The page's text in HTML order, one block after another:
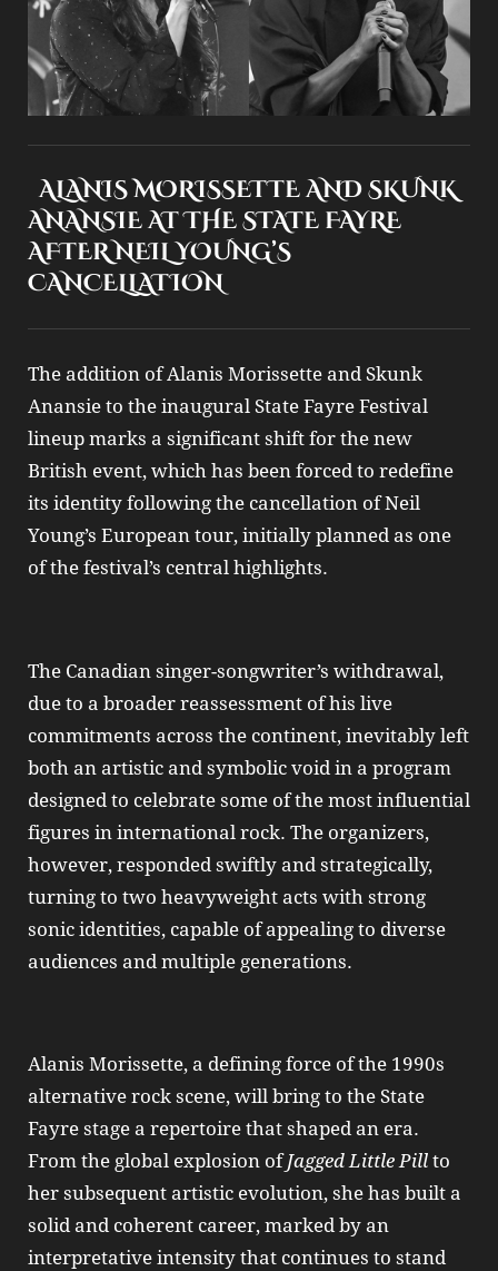
ALANIS MORISSETTE AND SKUNK
ANANSIE AT THE STATE FAYRE
AFTER NEIL YOUNG’S
CANCELLATION
The addition of Alanis Morissette and Skunk
Anansie to the inaugural State Fayre Festival
lineup marks a significant shift for the new
British event, which has been forced to redefine
its identity following the cancellation of Neil
Young’s European tour, initially planned as one
of the festival’s central highlights.
The Canadian singer-songwriter’s withdrawal,
due to a broader reassessment of his live
commitments across the continent, inevitably left
both an artistic and symbolic void in a program
designed to celebrate some of the most influential
figures in international rock. The organizers,
however, responded swiftly and strategically,
turning to two heavyweight acts with strong
sonic identities, capable of appealing to diverse
audiences and multiple generations.
Alanis Morissette, a defining force of the 1990s
alternative rock scene, will bring to the State
Fayre stage a repertoire that shaped an era.
From the global explosion ofJagged Little Pill to
her subsequent artistic evolution, she has built a
solid and coherent career, marked by an
interpretative intensity that continues to stand